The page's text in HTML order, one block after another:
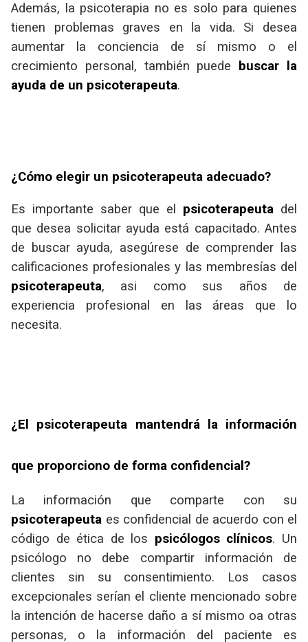
Además, la psicoterapia no es solo para quienes
tienen problemas graves en la vida. Si desea
aumentar la conciencia de sí mismo o el
crecimiento personal, también puede
buscar la
ayuda de un psicoterapeuta.
¿Cómo elegir un psicoterapeuta adecuado?
Es importante saber que el psicoterapeuta del
que desea solicitar ayuda está capacitado. Antes
de buscar ayuda, asegúrese de comprender las
calificaciones profesionales y las membresías del
psicoterapeuta, asi como sus años de
experiencia profesional en las áreas que lo
necesita.
¿El psicoterapeuta mantendrá la información
que proporciono de forma confidencial?
La información que comparte con su
psicoterapeuta es confidencial de acuerdo con el
código de ética de los psicólogos clínicos. Un
psicólogo no debe compartir información de
clientes sin su consentimiento. Los casos
excepcionales serían el cliente mencionado sobre
la intención de hacerse daño a sí mismo oa otras
personas, o la información del paciente es